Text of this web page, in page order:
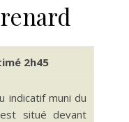
2h45
indi­catif muni du
est situé devant